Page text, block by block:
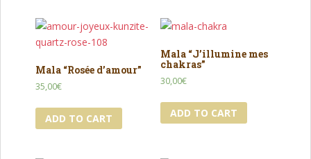
Mala “Rosée d’amour”
35,00€
ADD TO CART
Mala “J’illumine mes
chakras”
30,00€
ADD TO CART